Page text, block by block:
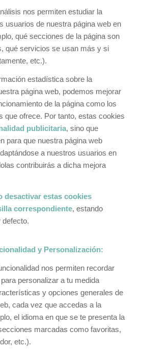
nos permiten estudiar la
usuarios de nuestra página web en
qué secciones de la página son
qué servicios se usan más y si
etc.).
estadística sobre la
página web, podemos mejorar
de la página como los
que ofrece. Por tanto, estas cookies
publicitaria, sino que
para que nuestra página web
a nuestros usuarios en
contribuirás a dicha mejora
desactivar estas cookies
correspondiente, estando
defecto.
y Personalización:
nos permiten recordar
personalizar a tu medida
y opciones generales de
cada vez que accedas a la
el idioma en que se te presenta la
marcadas como favoritas,
etc.).